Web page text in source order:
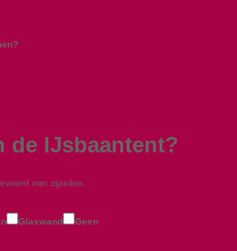
de IJsbaantent?
met zijzeilen.
Glaswand Geen